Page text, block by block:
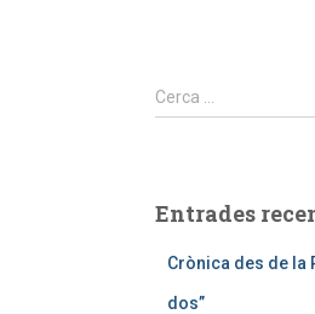
C
e
:
Cerca …
Entrades
Crònica des de la
dos”